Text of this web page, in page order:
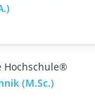
Hochschule®
(M.Sc.)